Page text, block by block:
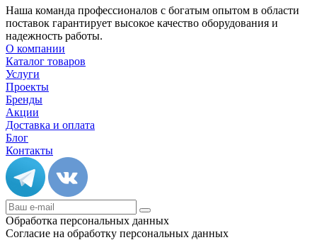
Наша команда профессионалов с богатым опытом в области
поставок гарантирует высокое качество оборудования и
надежность работы.
О компании
Каталог товаров
Услуги
Проекты
Бренды
Акции
Доставка и оплата
Блог
Контакты
Обработка персональных данных
Согласие на обработку персональных данных